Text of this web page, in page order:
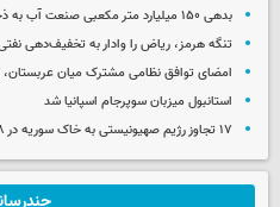
بدهی ۱۵۰ میلیارد متر مکعبی صنعت آب به ذخایر زیرزمینی کشور
تنگه هرمز، ریاض را وادار به تخفیف‌دهی
امضای توافق نظامی مشترک میان عربستان،
استانبول میزبان سوپرجام اسپانیا شد
۱۷ تجاوز رژیم صهیونیستی به خاک سوریه در ۴۸ ساعت گذشته